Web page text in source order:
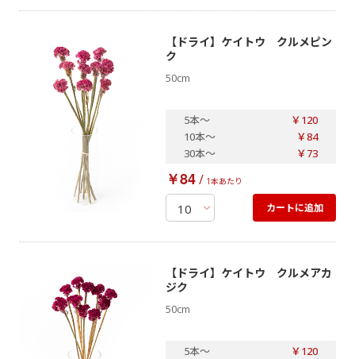
【ドライ】ケイトウ クルメピン
ク
50cm
5本～
￥120
10本～
￥84
30本～ ￥73
￥84/ 1本あたり
カートに追加
【ドライ】ケイトウ クルメアカ
ジク
50cm
5本～
￥120